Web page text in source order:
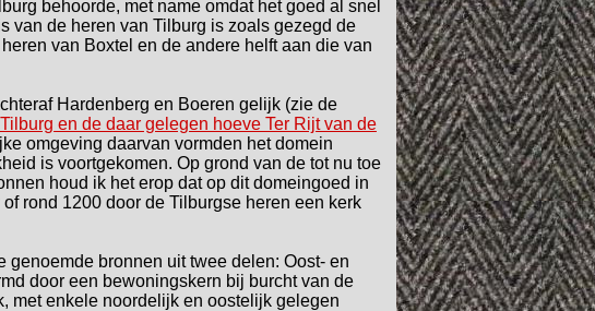
behoorde, met name omdat het goed al snel
van de heren van Tilburg is zoals gezegd de
van Boxtel en de andere helft aan die van
Hardenberg en Boeren gelijk (zie de
en de daar gelegen hoeve Ter Rijt van de
omgeving daarvan vormden het domein
is voortgekomen. Op grond van de tot nu toe
houd ik het erop dat op dit domeingoed in
rond 1200 door de Tilburgse heren een kerk
genoemde bronnen uit twee delen: Oost- en
door een bewoningskern bij burcht van de
met enkele noordelijk en oostelijk gelegen